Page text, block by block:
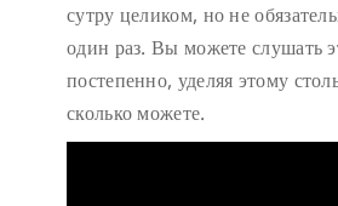
сутру целиком, но не
один раз. Вы можете слушать
постепенно, уделяя этому
сколько можете.